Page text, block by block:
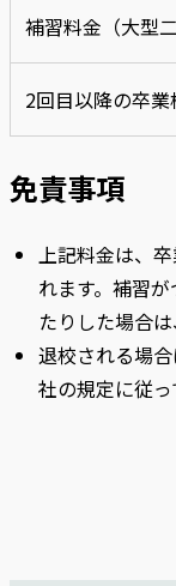
補習料金（大型二
2回目以降の卒業
免責事項
上記料金は、
れます。補習
たりした場合
退校される場
社の規定に従っ